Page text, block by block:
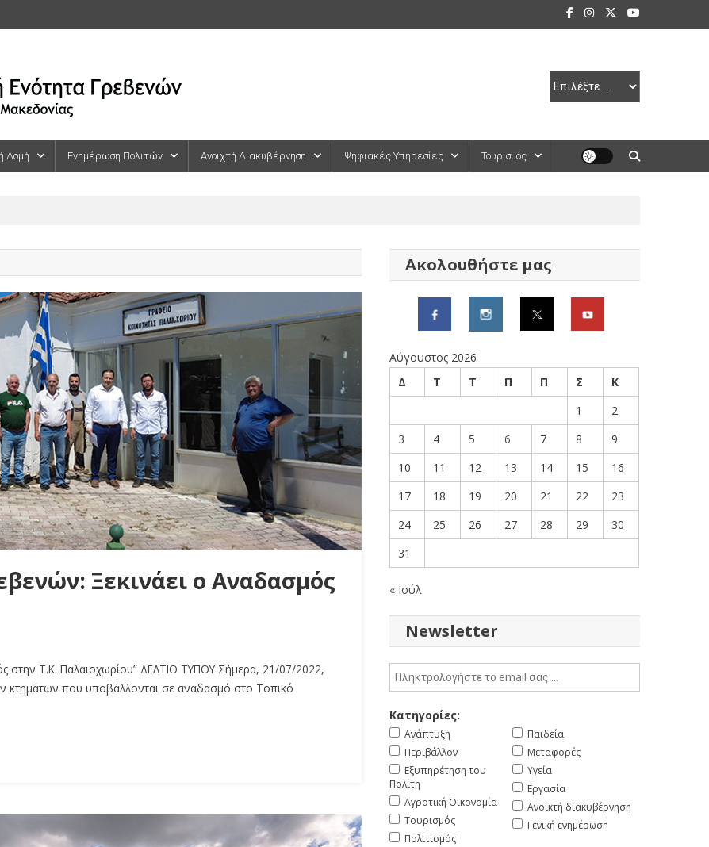
Δομή Ενημέρωση Πολιτών Ανοιχτή Διακυβέρνηση Ψηφιακές Υπηρεσίες Τουρισμός
Ξεκινάει ο Αναδασμός
στην Τ.Κ. Παλαιοχωρίου” ΔΕΛΤΙΟ ΤΥΠΟΥ Σήμερα, 21/07/2022,
κτημάτων που υποβάλλονται σε αναδασμό στο Τοπικό
Ακολουθήστε μας
Αύγουστος 2026
Δ
Τ Τ Π Π Σ
Κ
1
2
3
4 5 6 7 8
9
10
11 12 13 14 15
16
17
18 19 20 21 22
23
24
25 26 27 28 29
30
31
« Ιούλ
Newsletter
Κατηγορίες:
Ανάπτυξη
Περιβάλλον
Εξυπηρέτηση του
Πολίτη
Αγροτική Οικονομία
Τουρισμός
Πολιτισμός
Παιδεία
Μεταφορές
Υγεία
Εργασία
Ανοικτή διακυβέρνηση
Γενική ενημέρωση